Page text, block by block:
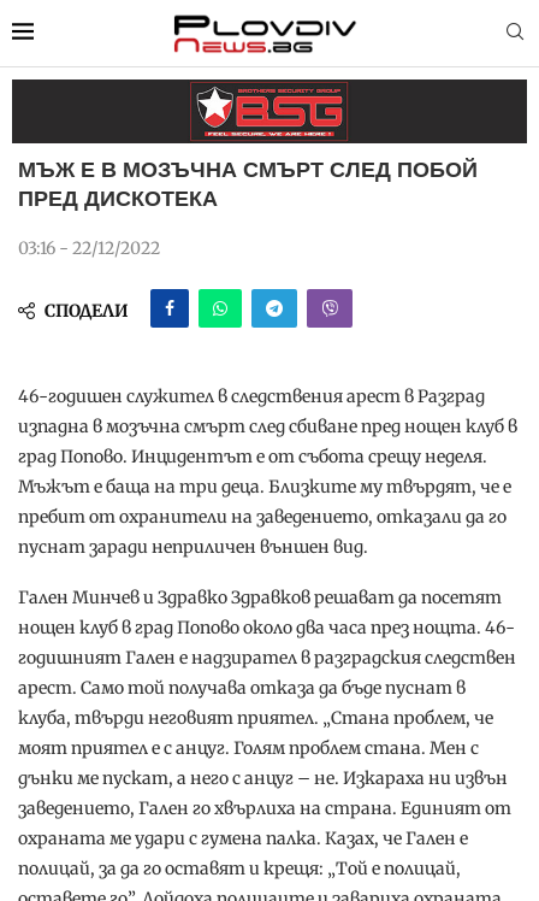
МЪЖ Е В МОЗЪЧНА СМЪРТ СЛЕД ПОБОЙ
ПРЕД ДИСКОТЕКА
03:16 - 22/12/2022
СПОДЕЛИ
46-годишен служител в следствения арест в Разград
изпадна в мозъчна смърт след сбиване пред нощен клуб в
град Попово. Инцидентът е от събота срещу неделя.
Мъжът е баща на три деца. Близките му твърдят, че е
пребит от охранители на заведението, отказали да го
пуснат заради неприличен външен вид.
Гален Минчев и Здравко Здравков решават да посетят
нощен клуб в град Попово около два часа през нощта. 46-
годишният Гален е надзирател в разградския следствен
арест. Само той получава отказа да бъде пуснат в
клуба, твърди неговият приятел. „Стана проблем, че
моят приятел е с анцуг. Голям проблем стана. Мен с
дънки ме пускат, а него с анцуг – не. Изкараха ни извън
заведението, Гален го хвърлиха на страна. Единият от
охраната ме удари с гумена палка. Казах, че Гален е
полицай, за да го оставят и крещя: „Той е полицай,